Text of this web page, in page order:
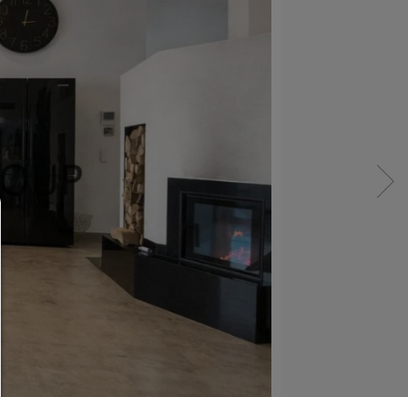
Consent Manager
HILFE
Um fortfahren zu können,müssen Sie eine
Auswahl treffen. Nachfolgend erhalten Sie
Erläuterung der verschiedenen Optionen und